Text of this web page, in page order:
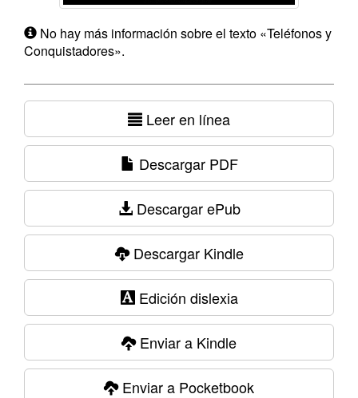
No hay más información sobre el texto «Teléfonos y
Conquistadores».
Leer en línea
Descargar PDF
Descargar ePub
Descargar Kindle
Edición dislexia
Enviar a Kindle
Enviar a Pocketbook